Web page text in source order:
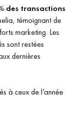
des transactions
témoignant de
marketing. Les
sont restées
dernières
à ceux de l’année